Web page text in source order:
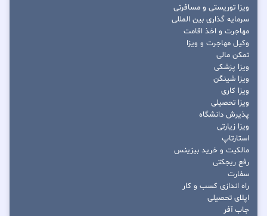
ویزا توریستی و مسافرتی
سرمایه گذاری بین المللی
مهاجرت و اخذ اقامت
وکیل مهاجرت و ویزا
تمکن مالی
ویزا پزشکی
ویزا شینگن
ویزا کاری
ویزا تحصیلی
پذیرش دانشگاه
ویزا زیارتی
استارتاپ
مالکیت و خرید بیزینس
رفع ریجکتی
سفارت
راه اندازی کسب و کار
اپلای تحصیلی
جاب آفر